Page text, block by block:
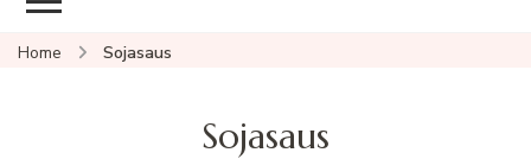
Home Sojasaus
Sojasaus